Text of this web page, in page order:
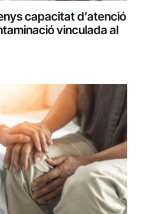
capacitat d’atenció
vinculada al